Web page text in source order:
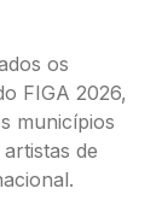
os
FIGA 2026,
municípios
de